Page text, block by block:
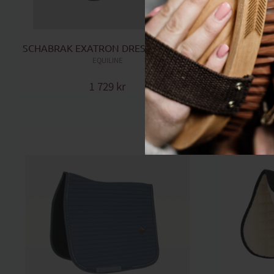
SCHABRAK EXATRON DRESSYR NAVY
EQUILINE
1 729 kr Lägg till i favoriter